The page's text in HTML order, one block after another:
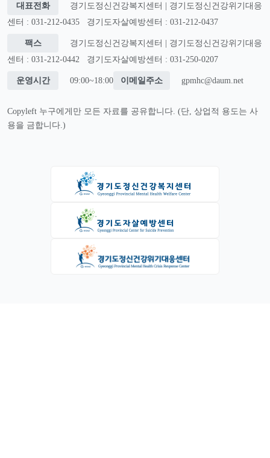
대표전화
경기도정신건강복지센터 | 경기도정신건강위기대응
센터 : 031-212-0435
경기도자살예방센터 : 031-212-0437
팩스
경기도정신건강복지센터 | 경기도정신건강위기대응
센터 : 031-212-0442
경기도자살예방센터 : 031-250-0207
운영시간 09:00~18:00 이메일주소 gpmhc@daum.net
Copyleft 누구에게만 모든 자료를 공유합니다. (단, 상업적 용도는 사
용을 금합니다.)